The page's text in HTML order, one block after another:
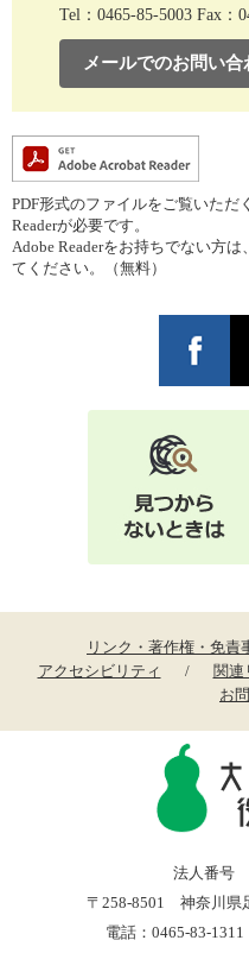
Tel：0465-85-5003 Fax：
メールでのお問い
PDF形式のファイルをご覧いただ
Readerが必要です。
Adobe Readerをお持ちでない方
てください。（無料）
リンク・著作権・免責
アクセシビリティ
関連
お
法人番号
〒258-8501 神奈川県
電話：0465-83-